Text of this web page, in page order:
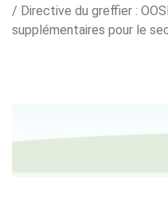
Directive du greffier :
supplémentaires pour le